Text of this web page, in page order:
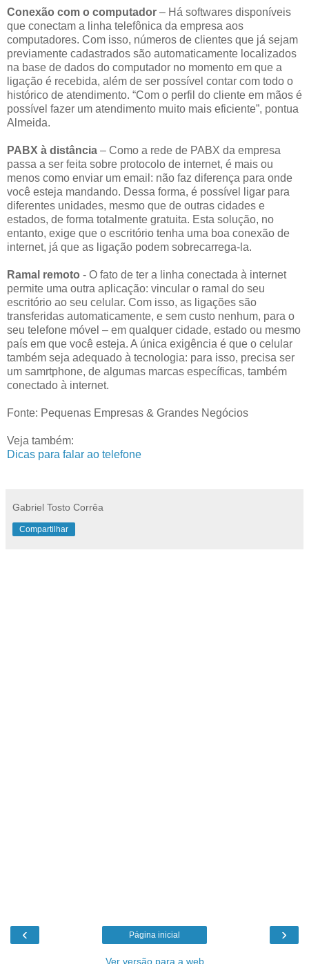
Conexão com o computador – Há softwares disponíveis
que conectam a linha telefônica da empresa aos
computadores. Com isso, números de clientes que já sejam
previamente cadastrados são automaticamente localizados
na base de dados do computador no momento em que a
ligação é recebida, além de ser possível contar com todo o
histórico de atendimento. “Com o perfil do cliente em mãos é
possível fazer um atendimento muito mais eficiente”, pontua
Almeida.
PABX à distância – Como a rede de PABX da empresa
passa a ser feita sobre protocolo de internet, é mais ou
menos como enviar um email: não faz diferença para onde
você esteja mandando. Dessa forma, é possível ligar para
diferentes unidades, mesmo que de outras cidades e
estados, de forma totalmente gratuita. Esta solução, no
entanto, exige que o escritório tenha uma boa conexão de
internet, já que as ligação podem sobrecarrega-la.
Ramal remoto - O fato de ter a linha conectada à internet
permite uma outra aplicação: vincular o ramal do seu
escritório ao seu celular. Com isso, as ligações são
transferidas automaticamente, e sem custo nenhum, para o
seu telefone móvel – em qualquer cidade, estado ou mesmo
país em que você esteja. A única exigência é que o celular
também seja adequado à tecnologia: para isso, precisa ser
um samrtphone, de algumas marcas específicas, também
conectado à internet.
Fonte: Pequenas Empresas & Grandes Negócios
Veja também:
Dicas para falar ao telefone
Gabriel Tosto Corrêa
Compartilhar
‹ ›
Página inicial
Ver versão para a web